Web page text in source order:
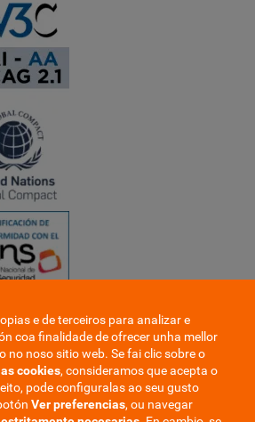
e de terceiros para analizar e
coa finalidade de ofrecer unha mellor
no noso sitio web. Se fai clic sobre o
cookies, consideramos que acepta o
pode configuralas ao seu gusto
Ver preferencias, ou navegar